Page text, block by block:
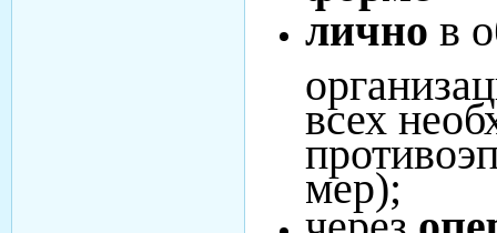
лично в
всех
мер);